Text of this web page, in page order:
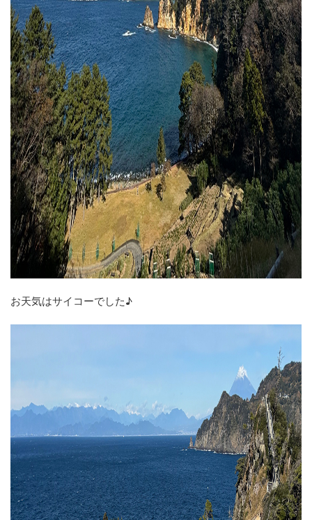
お天気はサイコーでした♪